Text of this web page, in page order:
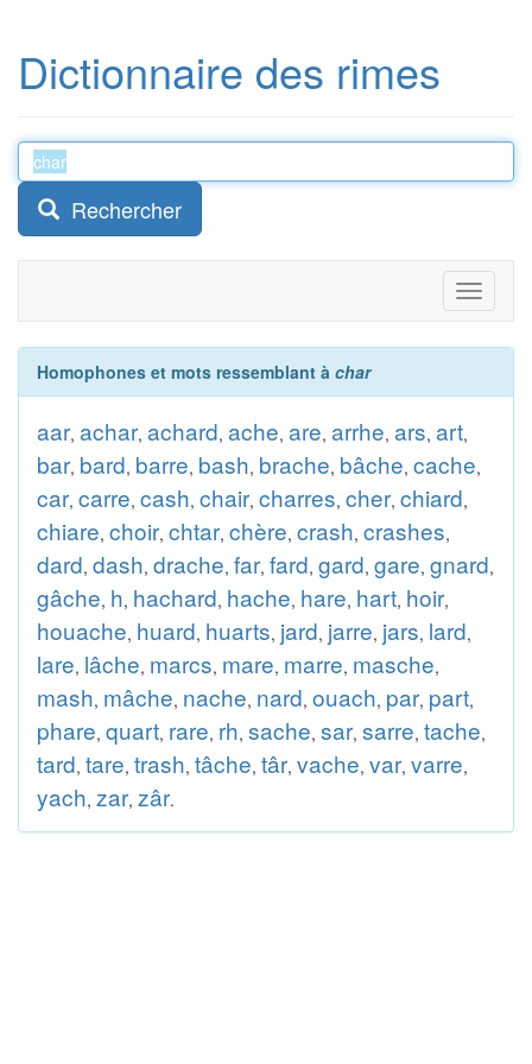
Dictionnaire des rimes
Rechercher
Toggle
Homophones et mots ressemblant à char
aar, achar, achard, ache, are, arrhe, ars, art,
bar, bard, barre, bash, brache, bâche, cache,
car, carre, cash, chair, charres, cher, chiard,
chiare, choir, chtar, chère, crash, crashes,
dard, dash, drache, far, fard, gard, gare, gnard,
gâche, h, hachard, hache, hare, hart, hoir,
houache, huard, huarts, jard, jarre, jars, lard,
lare, lâche, marcs, mare, marre, masche,
mash, mâche, nache, nard, ouach, par, part,
phare, quart, rare, rh, sache, sar, sarre, tache,
tard, tare, trash, tâche, târ, vache, var, varre,
yach, zar, zâr.